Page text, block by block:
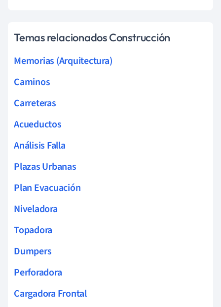
Temas relacionados Construcción
Memorias (Arquitectura)
Caminos
Carreteras
Acueductos
Análisis Falla
Plazas Urbanas
Plan Evacuación
Niveladora
Topadora
Dumpers
Perforadora
Cargadora Frontal